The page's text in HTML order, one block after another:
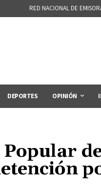
RED NACIONAL DE
DEPORTES OPINIÓN